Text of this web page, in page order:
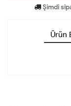
Şimdi
Ürün